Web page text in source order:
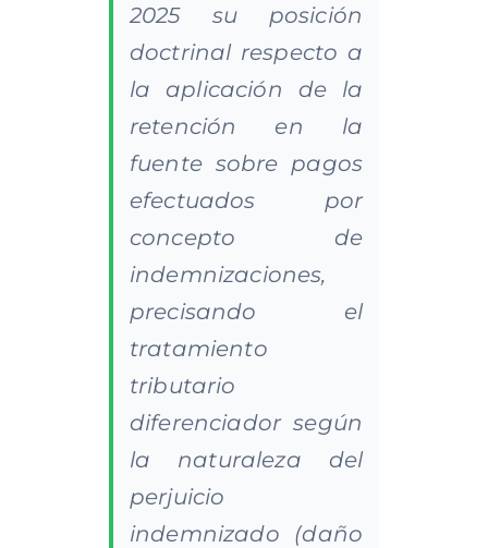
2025 su posición
doctrinal respecto a
la aplicación de la
retención en la
fuente sobre pagos
efectuados por
concepto de
indemnizaciones,
precisando el
tratamiento
tributario
diferenciador según
la naturaleza del
perjuicio
indemnizado (daño